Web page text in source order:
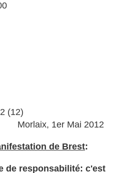
Mai 2012
de Brest:
de responsabilité: c'est